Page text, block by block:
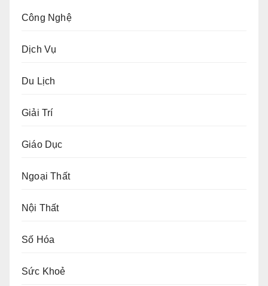
Công Nghệ
Dịch Vụ
Du Lịch
Giải Trí
Giáo Dục
Ngoại Thất
Nội Thất
Số Hóa
Sức Khoẻ